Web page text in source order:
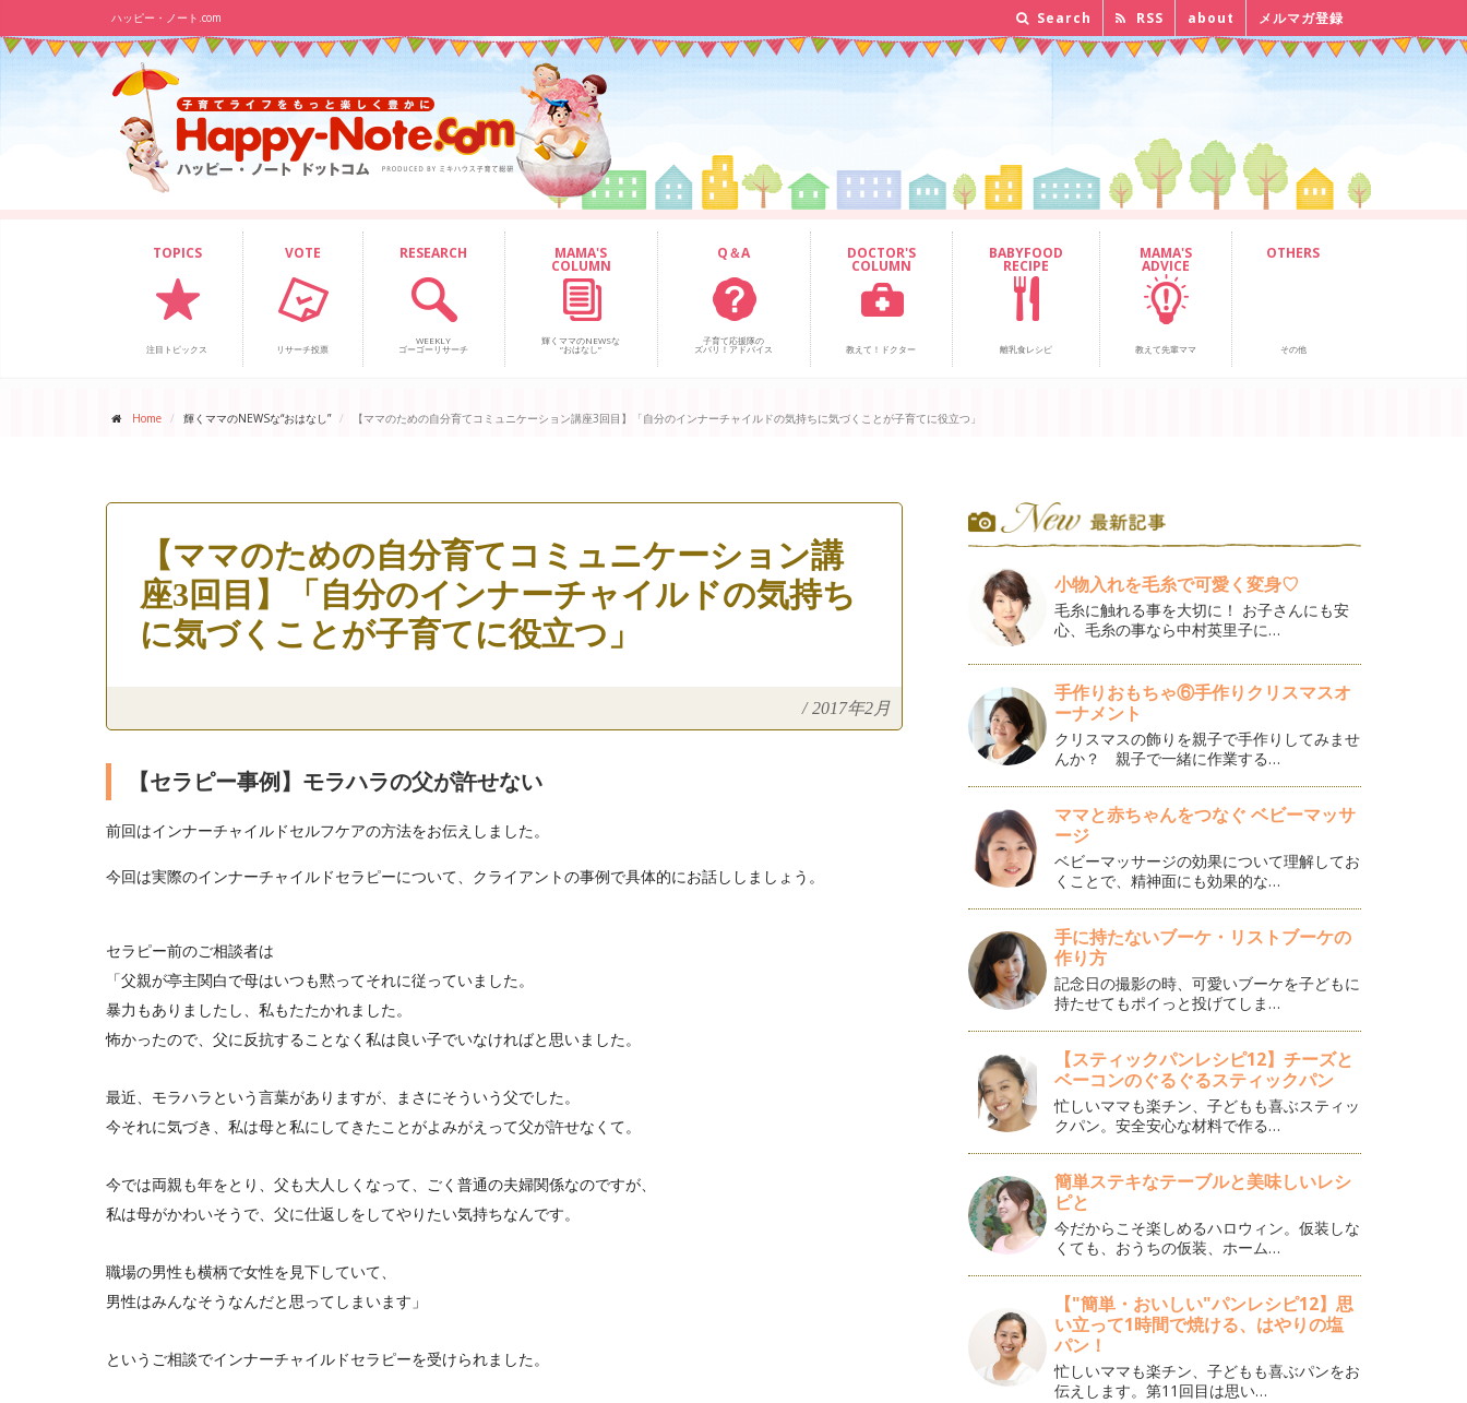
ハッピー・ノート.com Search RSS about メルマガ登録
TOPICS
注目トピックス
VOTE
リサーチ投票
RESEARCH
WEEKLY
ゴーゴーリサーチ
MAMA'S
COLUMN
輝くママのNEWSな
“おはなし”
Q＆A
子育て応援隊の
ズバリ！アドバイス
DOCTOR'S
COLUMN
教えて！ドクター
BABYFOOD
RECIPE
離乳食レシピ
MAMA'S
ADVICE
教えて先輩ママ
OTHERS
その他
Home 輝くママのNEWSな“おはなし” 【ママのための自分育てコミュニケーション講座3回目】「自分のインナーチャイルドの気持ちに気づくことが子育てに役立つ」
【ママのための自分育てコミュニケーション講
座3回目】「自分のインナーチャイルドの気持ち
に気づくことが子育てに役立つ」
/ 2017年2月
【セラピー事例】モラハラの父が許せない
前回はインナーチャイルド セルフケアの方法をお伝えしました。
今回は実際のインナーチャイルドセラピーについて、クライアントの事例で具体的にお話ししましょう。
セラピー前のご相談者は
「父親が亭主関白で母はいつも黙ってそれに従っていました。
暴力もありましたし、私もたたかれました。
怖かったので、父に反抗することなく私は良い子でいなければと思いました。
最近、モラハラという言葉がありますが、まさにそういう父でした。
今それに気づき、私は母と私にしてきたことがよみがえって父が許せなくて。
今では両親も年をとり、父も大人しくなって、ごく普通の夫婦関係なのですが、
私は母がかわいそうで、父に仕返しをしてやりたい気持ちなんです。
職場の男性も横柄で女性を見下していて、
男性はみんなそうなんだと思ってしまいます」
というご相談でインナーチャイルドセラピーを受けられました。
小物入れを毛糸で可愛く変身♡
毛糸に触れる事を大切に！ お子さんにも安
心、毛糸の事なら中村英里子に…
手作りおもちゃ⑥手作りクリスマスオ
ーナメント
クリスマスの飾りを親子で手作りしてみませ
んか？ 親子で一緒に作業する…
ママと赤ちゃんをつなぐ ベビーマッサ
ージ
ベビーマッサージの効果について理解してお
くことで、精神面にも効果的な…
手に持たないブーケ・リストブーケの
作り方
記念日の撮影の時、可愛いブーケを子どもに
持たせてもポイっと投げてしま…
【スティックパンレシピ12】チーズと
ベーコンのぐるぐるスティックパン
忙しいママも楽チン、子どもも喜ぶスティッ
クパン。安全安心な材料で作る…
簡単ステキなテーブルと美味しいレシ
ピと
今だからこそ楽しめるハロウィン。仮装しな
くても、おうちの仮装、ホーム…
【"簡単・おいしい"パンレシピ12】思
い立って1時間で焼ける、はやりの塩
パン！
忙しいママも楽チン、子どもも喜ぶパンをお
伝えします。第11回目は思い…